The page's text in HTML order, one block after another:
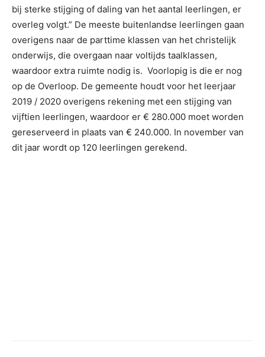
bij sterke stijging of daling van het aantal leerlingen, er
overleg volgt.” De meeste buitenlandse leerlingen gaan
overigens naar de parttime klassen van het christelijk
onderwijs, die overgaan naar voltijds taalklassen,
waardoor extra ruimte nodig is. Voorlopig is die er nog
op de Overloop. De gemeente houdt voor het leerjaar
2019 / 2020 overigens rekening met een stijging van
vijftien leerlingen, waardoor er € 280.000 moet worden
gereserveerd in plaats van € 240.000. In november van
dit jaar wordt op 120 leerlingen gerekend.